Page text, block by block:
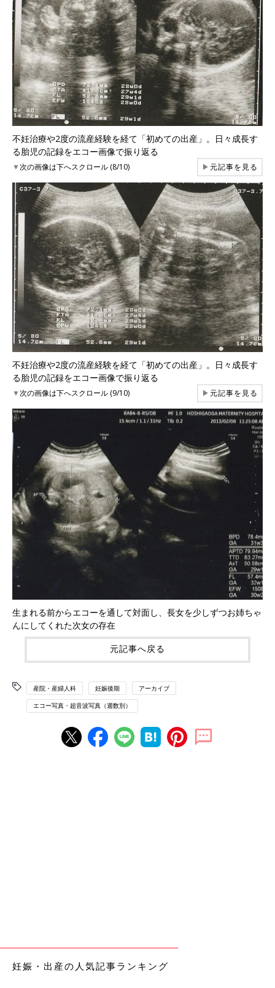
不妊治療や2度の流産経験を経て「初めての出産」。日々成長す
る胎児の記録をエコー画像で振り返る
▼次の画像は下へスクロール (8/10) ▶元記事を見る
不妊治療や2度の流産経験を経て「初めての出産」。日々成長す
る胎児の記録をエコー画像で振り返る
▼次の画像は下へスクロール (9/10) ▶元記事を見る
生まれる前からエコーを通して対面し、長女を少しずつお姉ちゃ
んにしてくれた次女の存在
元記事へ戻る
産院・産婦人科 妊娠後期 アーカイブ
エコー写真・超音波写真（週数別）
妊娠・出産の人気記事ランキング